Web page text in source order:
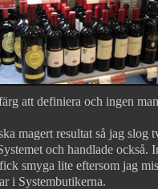
att definiera och ingen
magert resultat så jag slog
och handlade också.
smyga lite eftersom jag
i Systembutikerna.